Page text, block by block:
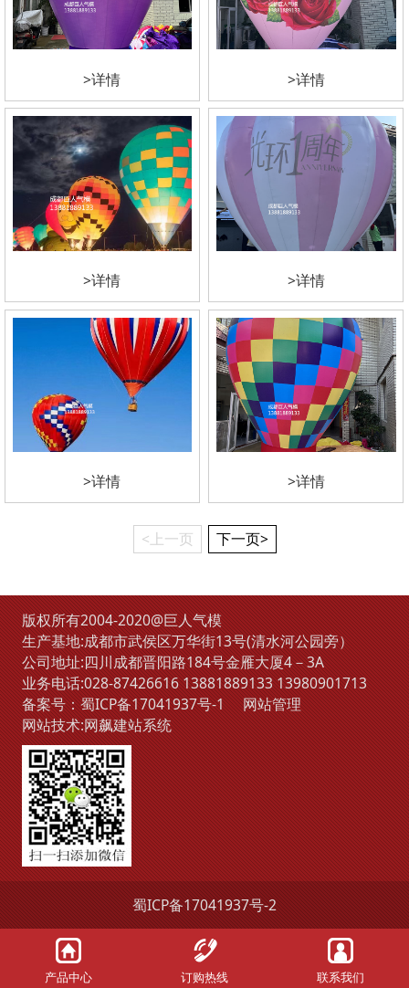
>详情 >详情
>详情 >详情
>详情 >详情
<上一页 下一页>
版权所有2004-2020@巨人气模
生产基地:成都市武侯区万华街13号(清水河公园旁）
公司地址:四川成都晋阳路184号金雁大厦4－3A
业务电话:028-874266161388188913313980901713
备案号：蜀ICP备17041937号-1
网站管理
网站技术:网飙建站系统
蜀ICP备17041937号-2
产品中心 订购热线 联系我们